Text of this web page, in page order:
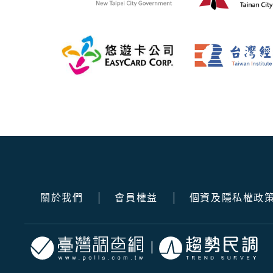
關於我們 會員權益 個資及隱私權政